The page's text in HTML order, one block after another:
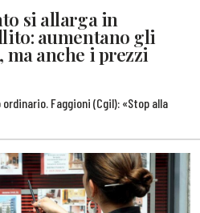
si allarga in
aumentano gli
anche i prezzi
Faggioni (Cgil): «Stop alla